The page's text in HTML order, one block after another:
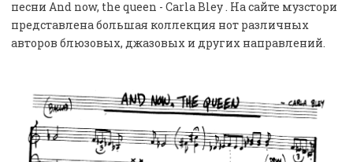
песни And now, the queen - Carla Bley . На сайте музстори
представлена большая коллекция нот различных
авторов блюзовых, джазовых и других направлений.